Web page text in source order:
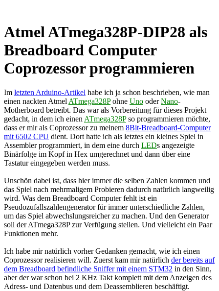
Atmel ATmega328P-DIP28 als
Breadboard Computer
Coprozessor programmieren
Im letzten Arduino-Artikel habe ich ja schon beschrieben, wie man
einen nackten Atmel ATmega328Pohne Uno oderNano-
Motherboard betreibt. Das war als Vorbereitung für dieses Projekt
gedacht, in dem ich einen ATmega328Pso programmieren möchte,
dass er mir als Coprozessor zu meinem 8Bit-Breadboard-Computer
mit 6502 CPU dient. Dort hatte ich als letztes ein kleines Spiel in
Assembler programmiert, in dem eine durch LEDs angezeigte
Binärfolge im Kopf in Hex umgerechnet und dann über eine
Tastatur eingegeben werden muss.
Unschön dabei ist, dass hier immer die selben Zahlen kommen und
das Spiel nach mehrmaligem Probieren dadurch natürlich langweilig
wird. Was dem Breadboard Computer fehlt ist ein
Pseudozufallszahlengenerator für immer unterschiedliche Zahlen,
um das Spiel abwechslungsreicher zu machen. Und den Generator
soll der ATmega328P zur Verfügung stellen. Und vielleicht ein Paar
Funktionen mehr.
Ich habe mir natürlich vorher Gedanken gemacht, wie ich einen
Coprozessor realisieren will. Zuerst kam mir natürlich der bereits auf
dem Breadboard befindliche Sniffer mit einem STM32 in den Sinn,
aber der war schon bei 2 KHz Takt komplett mit dem Anzeigen des
Adress- und Datenbus und dem Deassemblieren beschäftigt.